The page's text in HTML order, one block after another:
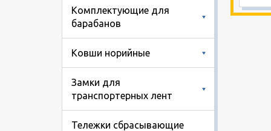
Комплектующие для
барабанов
Ковши норийные
Замки для
транспортерных лент
Тележки сбрасывающие